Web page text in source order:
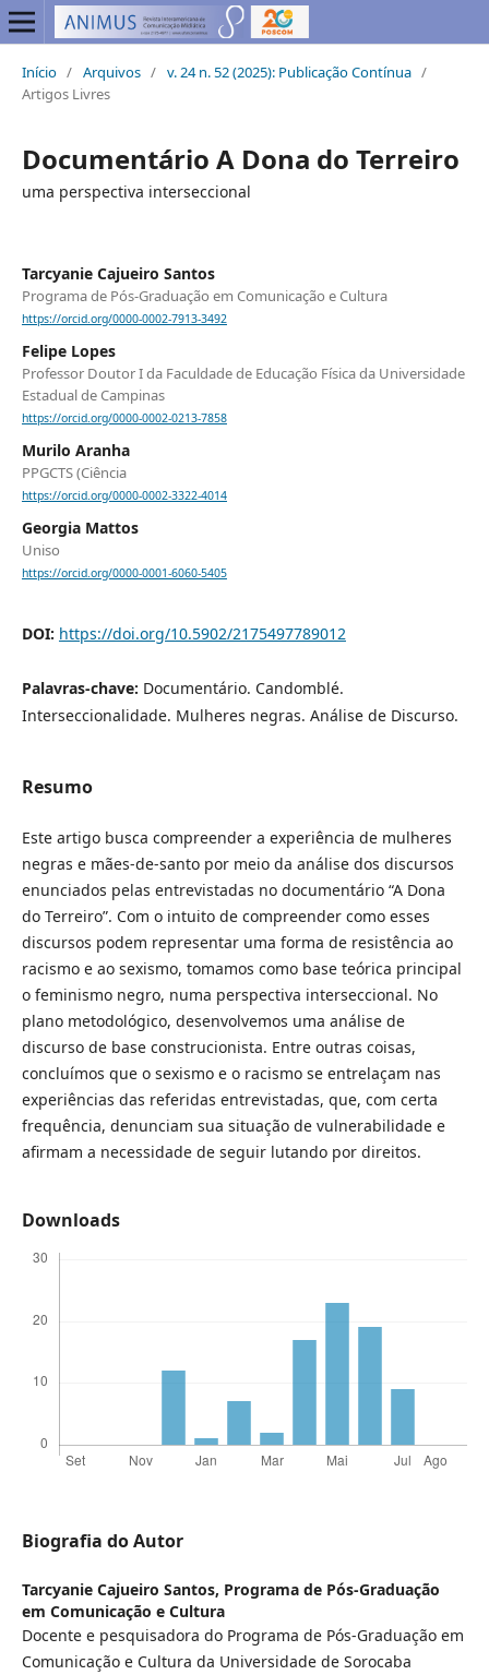
Início / Arquivos / v. 24 n. 52 (2025): Publicação Contínua /
Artigos Livres
Documentário A Dona do Terreiro
uma perspectiva interseccional
Tarcyanie Cajueiro Santos
Programa de Pós-Graduação em Comunicação e Cultura
https://orcid.org/0000-0002-7913-3492
Felipe Lopes
Professor Doutor I da Faculdade de Educação Física da Universidade
Estadual de Campinas
https://orcid.org/0000-0002-0213-7858
Murilo Aranha
PPGCTS (Ciência
https://orcid.org/0000-0002-3322-4014
Georgia Mattos
Uniso
https://orcid.org/0000-0001-6060-5405
DOI: https://doi.org/10.5902/2175497789012
Palavras-chave: Documentário. Candomblé.
Interseccionalidade. Mulheres negras. Análise de Discurso.
Resumo
Este artigo busca compreender a experiência de mulheres
negras e mães-de-santo por meio da análise dos discursos
enunciados pelas entrevistadas no documentário “A Dona
do Terreiro”. Com o intuito de compreender como esses
discursos podem representar uma forma de resistência ao
racismo e ao sexismo, tomamos como base teórica principal
o feminismo negro, numa perspectiva interseccional. No
plano metodológico, desenvolvemos uma análise de
discurso de base construcionista. Entre outras coisas,
concluímos que o sexismo e o racismo se entrelaçam nas
experiências das referidas entrevistadas, que, com certa
frequência, denunciam sua situação de vulnerabilidade e
afirmam a necessidade de seguir lutando por direitos.
Downloads
Biografia do Autor
Tarcyanie Cajueiro Santos, Programa de Pós-Graduação
em Comunicação e Cultura
Docente e pesquisadora do Programa de Pós-Graduação em
Comunicação e Cultura da Universidade de Sorocaba